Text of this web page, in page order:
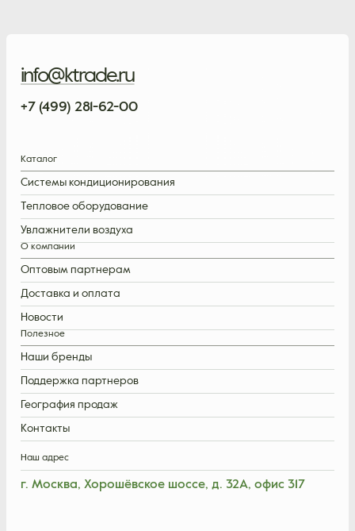
info@ktrade.ru
+7 (499) 281-62-00
Каталог
Системы кондиционирования
Тепловое оборудование
Увлажнители воздуха
О компании
Оптовым партнерам
Доставка и оплата
Новости
Полезное
Наши бренды
Поддержка партнеров
География продаж
Контакты
Наш адрес
г. Москва, Хорошёвское шоссе, д. 32А, офис 317